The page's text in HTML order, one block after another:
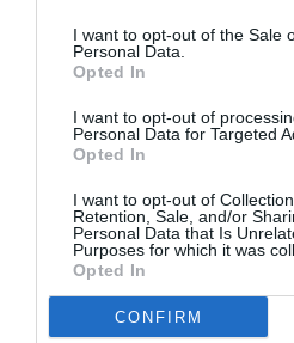
I want to opt-out of the Sale
Personal Data.
Opted In
I want to opt-out of
Personal Data for Targeted
Opted In
I want to opt-out of
Retention, Sale, and/or
Personal Data that Is
Purposes for which it was
Opted In
CONFIRM
quartiers où
médecins
permettant à
familles d’obtenir
documents
d’accéder aux